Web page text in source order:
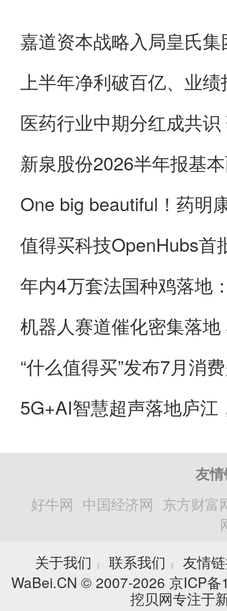
医药行业中期分红成共
“什么值得买”发布7月消
友
好牛网 中国经济网 东方财富
关于我们
┊ 联系我们 ┊
友情
WaBei.CN © 2007-2026 京ICP
挖贝网专注于